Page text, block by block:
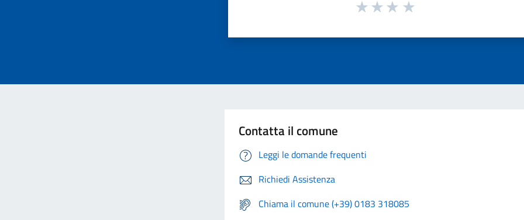
Contatta il comune
Leggi le domande frequenti
Richiedi Assistenza
Chiama il comune (+39) 0183 318085